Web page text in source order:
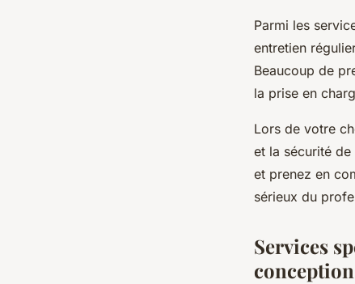
Parmi les
entretien
Beaucoup de
la prise en
Lors de votre
et la sécurité
et prenez en
sérieux du
Services